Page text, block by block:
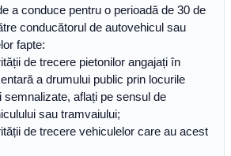
a conduce pentru o perioadă de 30 de
conducătorul de autovehicul sau
fapte:
de trecere pietonilor angajați în
a drumului public prin locurile
aflați pe sensul de
sau tramvaiului;
de trecere vehiculelor care au acest